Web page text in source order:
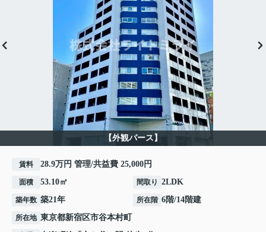
【外観パース】
賃料 28.9万円 管理/共益費 25,000円
面積 53.10㎡ 間取り 2LDK
築年数 築21年 所在階 6階/14階建
所在地 東京都新宿区市谷本村町